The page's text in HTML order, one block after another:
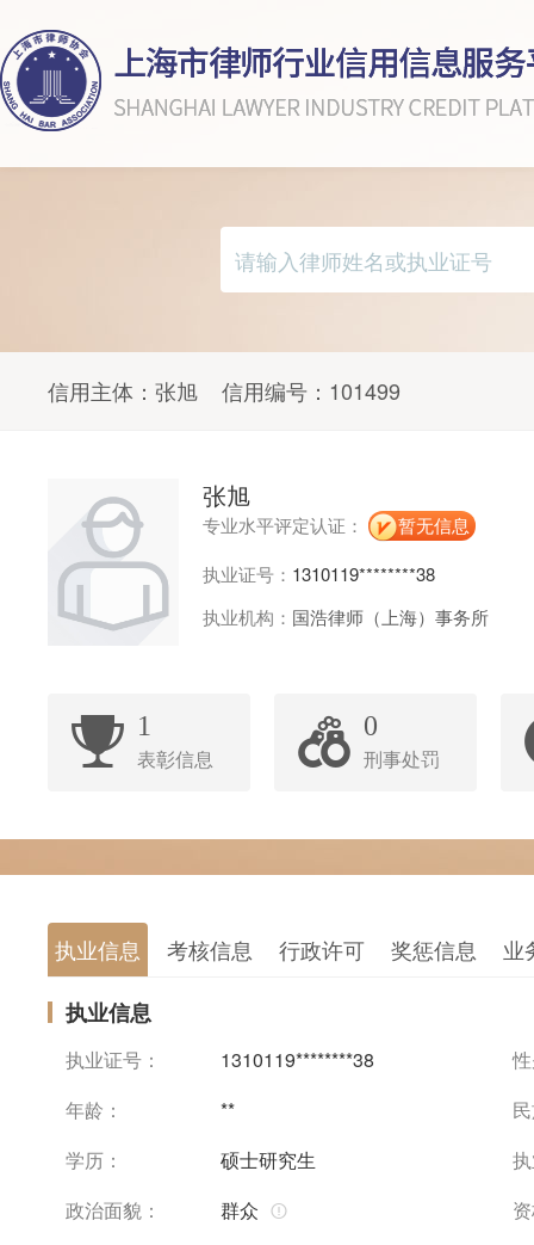
信用主体： 张旭 信用编号： 101499
张旭
专业水平评定认证：
暂无信息
执业证号： 1310119********38
执业机构： 国浩律师（上海）事务所
1
表彰信息
0
刑事处罚
执业信息 考核信息 行政许可 奖惩信息 业
执业信息
执业证号： 1310119********38
年龄：
**
学历：
硕士研究生
政治面貌：
群众